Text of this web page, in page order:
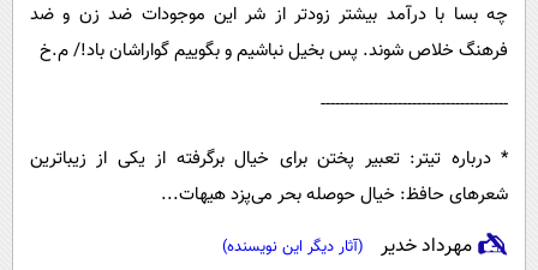
چه بسا با درآمد بیشتر زودتر از شر این موجودات ضد زن و ضد
فرهنگ خلاص شوند. پس بخیل نباشیم و بگوییم گواراشان باد!/ م.خ
---------------------------------------
* درباره تیتر: تعبیر پختن برای خیال برگرفته از یکی از زیباترین
شعرهای حافظ: خیال حوصله بحر می‌پزد هیهات...
مهرداد خدیر (آثار دیگر این نویسنده)